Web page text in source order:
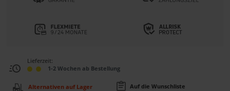
Lieferzeit:
1-2 Wochen ab Bestellung
Alternativen auf Lager Auf die Wunschliste